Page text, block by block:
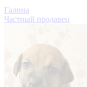
Галина
Частный продавец